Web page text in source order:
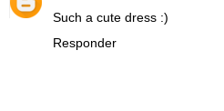
Such a cute dress :)
Responder